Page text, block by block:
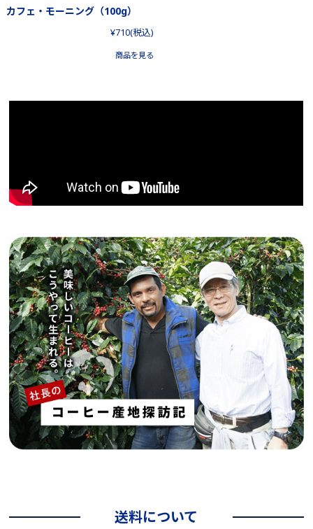
カフェ・モーニング（100g）
¥710(税込)
商品を見る
送料について